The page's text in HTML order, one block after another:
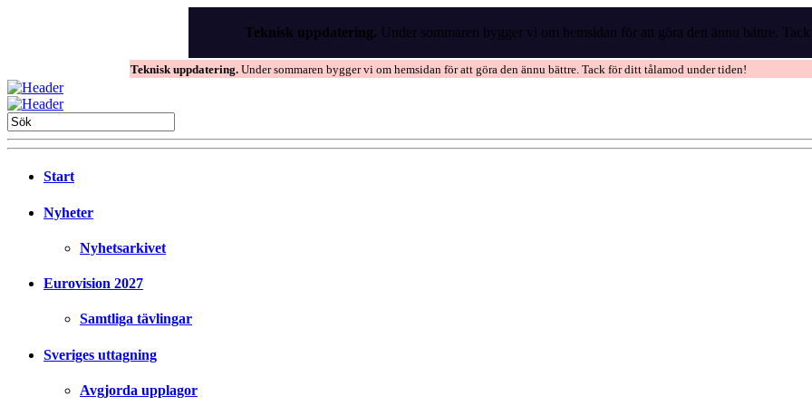
Teknisk uppdatering. Under sommaren bygger vi om hemsidan för att göra den ännu bättre.
Teknisk uppdatering. Under sommaren bygger vi om hemsidan för att göra den ännu bättre. Tack för ditt tålamod under tiden!
Start
Nyheter
Nyhetsarkivet
Eurovision 2027
Samtliga tävlingar
Sveriges uttagning
Avgjorda upplagor